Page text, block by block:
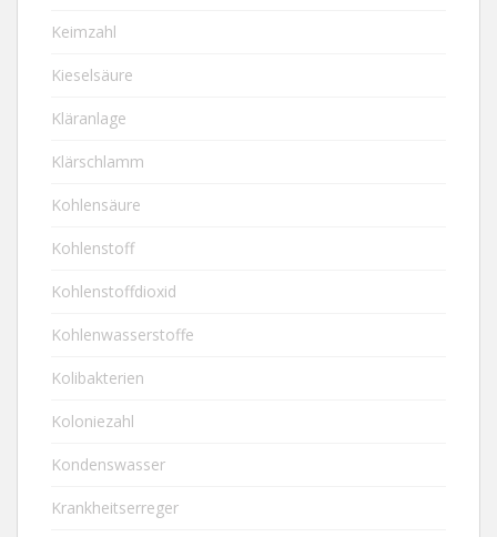
Keimzahl
Kieselsäure
Kläranlage
Klärschlamm
Kohlensäure
Kohlenstoff
Kohlenstoffdioxid
Kohlenwasserstoffe
Kolibakterien
Koloniezahl
Kondenswasser
Krankheitserreger